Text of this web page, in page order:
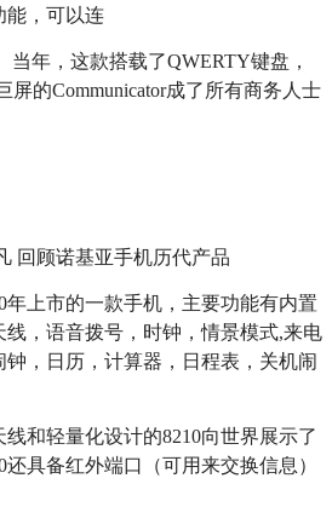
能，可以连
当年，这款搭载了QWERTY键盘，
屏的Communicator成了所有商务人士
年上市的一款手机，主要功能有内置
，语音拨号，时钟，情景模式,来电
，日历，计算器，日程表，关机闹
和轻量化设计的8210向世界展示了
具备红外端口（可用来交换信息）